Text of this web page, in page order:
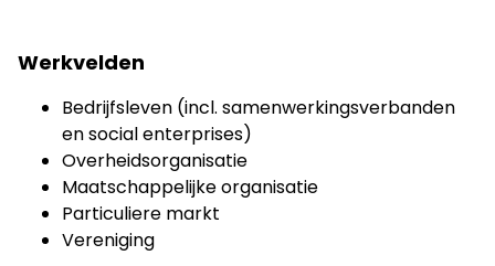
Werkvelden
Bedrijfsleven (incl. samenwerkingsverbanden
en social enterprises)
Overheidsorganisatie
Maatschappelijke organisatie
Particuliere markt
Vereniging